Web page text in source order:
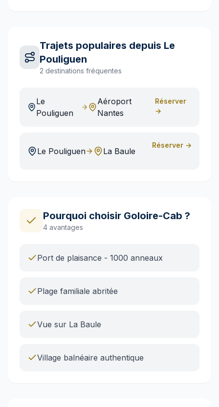
Trajets populaires depuis Le
Pouliguen
2 destinations fréquentes
Le
Pouliguen
Aéroport
Nantes
Réserver
→
Le Pouliguen La Baule
Réserver →
Pourquoi choisir Goloire-Cab ?
4 avantages
Port de plaisance - 1000 anneaux
Plage familiale abritée
Vue sur La Baule
Village balnéaire authentique